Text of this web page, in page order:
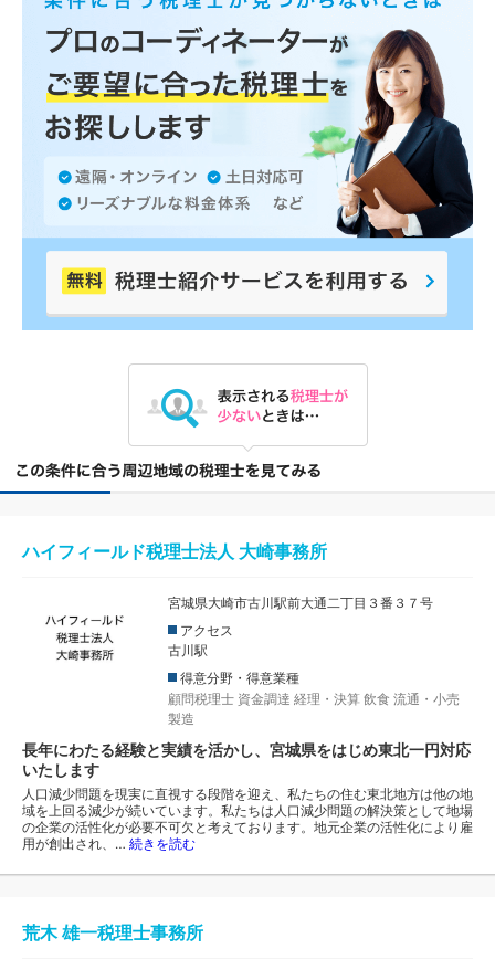
ハイフィールド税理士法人 大崎事務所
宮城県大崎市古川駅前大通二丁目３番３７号
アクセス
古川駅
得意分野・得意業種
顧問税理士 資金調達 経理・決算 飲食 流通・小売
製造
長年にわたる経験と実績を活かし、宮城県をはじめ東北一円対応
いたします
人口減少問題を現実に直視する段階を迎え、私たちの住む東北地方は他の地
域を上回る減少が続いています。私たちは人口減少問題の解決策として地場
の企業の活性化が必要不可欠と考えております。地元企業の活性化により雇
用が創出され、… 続きを読む
荒木 雄一税理士事務所